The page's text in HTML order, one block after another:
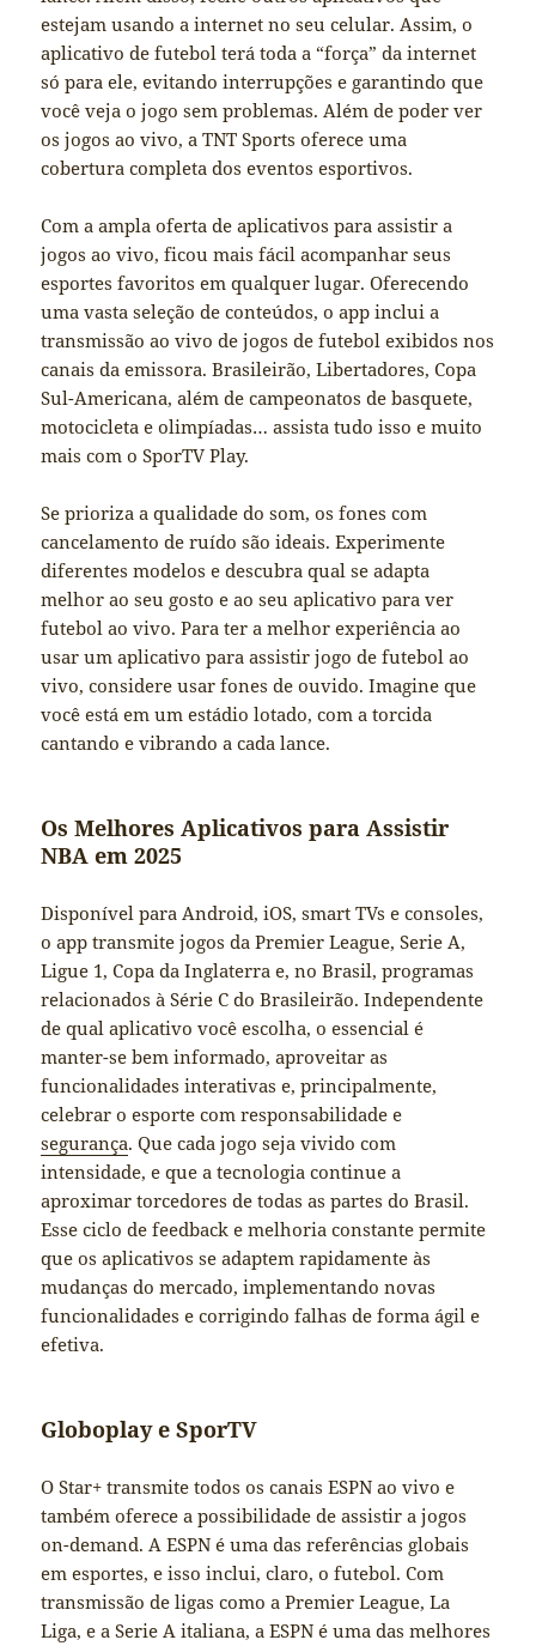
estejam usando a internet no seu celular. Assim, o
aplicativo de futebol terá toda a “força” da internet
só para ele, evitando interrupções e garantindo que
você veja o jogo sem problemas. Além de poder ver
os jogos ao vivo, a TNT Sports oferece uma
cobertura completa dos eventos esportivos.
Com a ampla oferta de aplicativos para assistir a
jogos ao vivo, ficou mais fácil acompanhar seus
esportes favoritos em qualquer lugar. Oferecendo
uma vasta seleção de conteúdos, o app inclui a
transmissão ao vivo de jogos de futebol exibidos nos
canais da emissora. Brasileirão, Libertadores, Copa
Sul-Americana, além de campeonatos de basquete,
motocicleta e olimpíadas… assista tudo isso e muito
mais com o SporTV Play.
Se prioriza a qualidade do som, os fones com
cancelamento de ruído são ideais. Experimente
diferentes modelos e descubra qual se adapta
melhor ao seu gosto e ao seu aplicativo para ver
futebol ao vivo. Para ter a melhor experiência ao
usar um aplicativo para assistir jogo de futebol ao
vivo, considere usar fones de ouvido. Imagine que
você está em um estádio lotado, com a torcida
cantando e vibrando a cada lance.
Os Melhores Aplicativos para Assistir
NBA em 2025
Disponível para Android, iOS, smart TVs e consoles,
o app transmite jogos da Premier League, Serie A,
Ligue 1, Copa da Inglaterra e, no Brasil, programas
relacionados à Série C do Brasileirão. Independente
de qual aplicativo você escolha, o essencial é
manter-se bem informado, aproveitar as
funcionalidades interativas e, principalmente,
celebrar o esporte com responsabilidade e
segurança. Que cada jogo seja vivido com
intensidade, e que a tecnologia continue a
aproximar torcedores de todas as partes do Brasil.
Esse ciclo de feedback e melhoria constante permite
que os aplicativos se adaptem rapidamente às
mudanças do mercado, implementando novas
funcionalidades e corrigindo falhas de forma ágil e
efetiva.
Globoplay e SporTV
O Star+ transmite todos os canais ESPN ao vivo e
também oferece a possibilidade de assistir a jogos
on-demand. A ESPN é uma das referências globais
em esportes, e isso inclui, claro, o futebol. Com
transmissão de ligas como a Premier League, La
Liga, e a Serie A italiana, a ESPN é uma das melhores